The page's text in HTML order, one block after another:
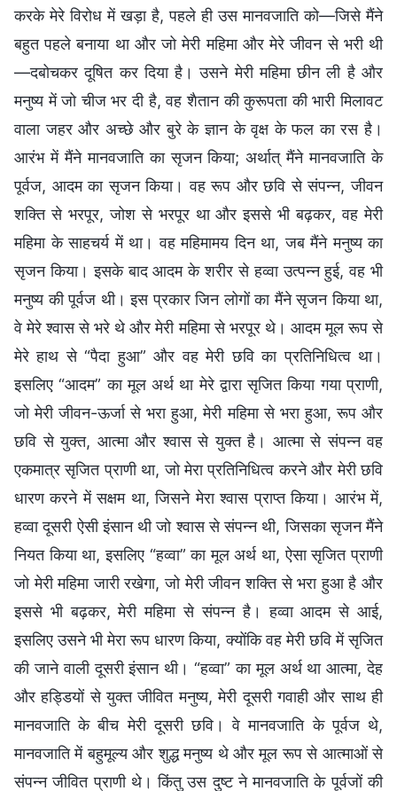
करके मेरे विरोध में खड़ा है, पहले ही उस मानवजाति को—जिसे मैंने
बहुत पहले बनाया था और जो मेरी महिमा और मेरे जीवन से भरी थी
—दबोचकर दूषित कर दिया है। उसने मेरी महिमा छीन ली है और
मनुष्य में जो चीज भर दी है, वह शैतान की कुरूपता की भारी मिलावट
वाला जहर और अच्छे और बुरे के ज्ञान के वृक्ष के फल का रस है।
आरंभ में मैंने मानवजाति का सृजन किया; अर्थात् मैंने मानवजाति के
पूर्वज, आदम का सृजन किया। वह रूप और छवि से संपन्न, जीवन
शक्ति से भरपूर, जोश से भरपूर था और इससे भी बढ़कर, वह मेरी
महिमा के साहचर्य में था। वह महिमामय दिन था, जब मैंने मनुष्य का
सृजन किया। इसके बाद आदम के शरीर से हव्वा उत्पन्न हुई, वह भी
मनुष्य की पूर्वज थी। इस प्रकार जिन लोगों का मैंने सृजन किया था,
वे मेरे श्वास से भरे थे और मेरी महिमा से भरपूर थे। आदम मूल रूप से
मेरे हाथ से “पैदा हुआ” और वह मेरी छवि का प्रतिनिधित्व था।
इसलिए “आदम” का मूल अर्थ था मेरे द्वारा सृजित किया गया प्राणी,
जो मेरी जीवन-ऊर्जा से भरा हुआ, मेरी महिमा से भरा हुआ, रूप और
छवि से युक्त, आत्मा और श्वास से युक्त है। आत्मा से संपन्न वह
एकमात्र सृजित प्राणी था, जो मेरा प्रतिनिधित्व करने और मेरी छवि
धारण करने में सक्षम था, जिसने मेरा श्वास प्राप्त किया। आरंभ में,
हव्वा दूसरी ऐसी इंसान थी जो श्वास से संपन्न थी, जिसका सृजन मैंने
नियत किया था, इसलिए “हव्वा” का मूल अर्थ था, ऐसा सृजित प्राणी
जो मेरी महिमा जारी रखेगा, जो मेरी जीवन शक्ति से भरा हुआ है और
इससे भी बढ़कर, मेरी महिमा से संपन्न है। हव्वा आदम से आई,
इसलिए उसने भी मेरा रूप धारण किया, क्योंकि वह मेरी छवि में सृजित
की जाने वाली दूसरी इंसान थी। “हव्वा” का मूल अर्थ था आत्मा, देह
और हड्डियों से युक्त जीवित मनुष्य, मेरी दूसरी गवाही और साथ ही
मानवजाति के बीच मेरी दूसरी छवि। वे मानवजाति के पूर्वज थे,
मानवजाति में बहुमूल्य और शुद्ध मनुष्य थे और मूल रूप से आत्माओं से
संपन्न जीवित प्राणी थे। किंतु उस दुष्ट ने मानवजाति के पूर्वजों की